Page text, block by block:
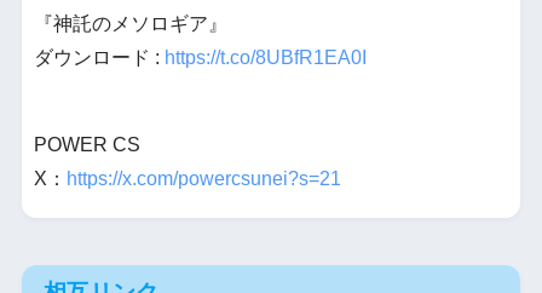
『神託のメソロギア』
ダウンロード : https://t.co/8UBfR1EA0I
POWER CS
X： https://x.com/powercsunei?s=21